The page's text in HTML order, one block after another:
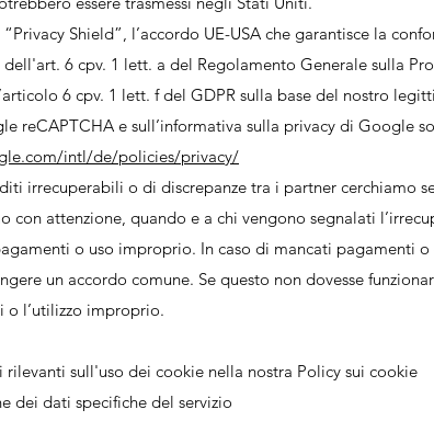
Shield”, l’accordo UE-USA che garantisce la
6 cpv. 1 lett. a del Regolamento Generale sulla
6 cpv. 1 lett. f del GDPR sulla base del nostro
reCAPTCHA e sull’informativa sulla privacy di Google
intl/de/policies/privacy/
irrecuperabili o di discrepanze tra i partner cerchiamo
con attenzione, quando e a chi vengono segnalati
o uso improprio. In caso di mancati pagamenti
un accordo comune. Se questo non dovesse
o l’utilizzo improprio.
sull'uso dei cookie nella nostra Policy sui cookie
dei dati specifiche del servizio